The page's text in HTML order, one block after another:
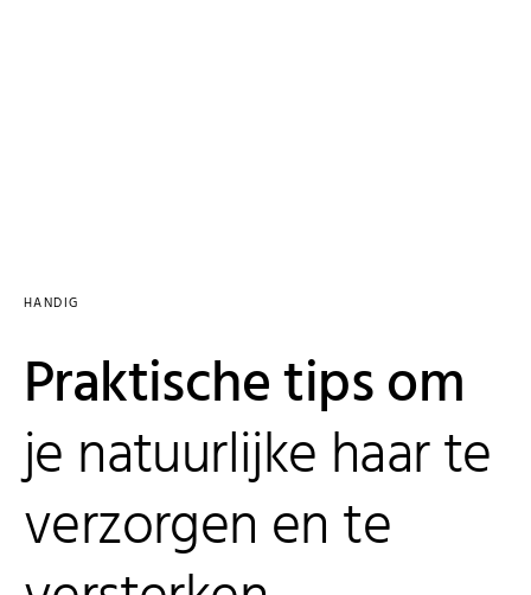
HANDIG
Praktische tips om
je natuurlijke haar te
verzorgen en te